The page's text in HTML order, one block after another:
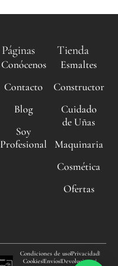
Páginas
Conócenos
Contacto
Blog
Soy
Profesional
Tienda
Esmaltes
Constructor
Cuidado
de Uñas
Maquinaria
Cosmética
Ofertas
Condiciones de usoPrivacidad
CookiesEnvíosDevoluciones